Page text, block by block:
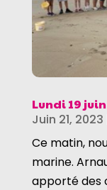
Lundi 19 juin
Juin 21, 2023
Ce matin,
marine.
apporté des